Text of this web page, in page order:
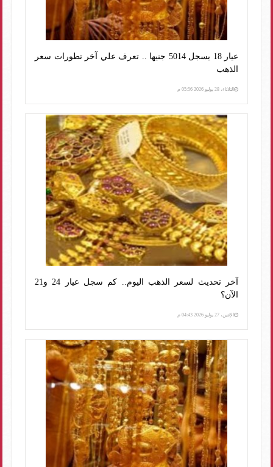
عيار 18 يسجل 5014 جنيها .. تعرف علي آخر تطورات سعر
الذهب
الثلاثاء، 28 يوليو 2026 05:56 م
آخر تحديث لسعر الذهب اليوم.. كم سجل عيار 24 و21
الآن؟
الإثنين، 27 يوليو 2026 04:43 م